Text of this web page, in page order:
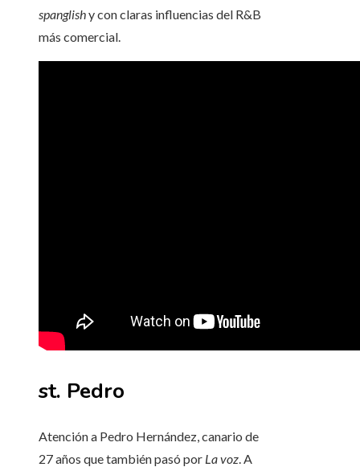
spanglishy con claras influencias del R&B
más comercial.
st. Pedro
Atención a Pedro Hernández, canario de
27 años que también pasó por La voz. A